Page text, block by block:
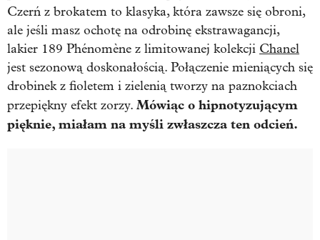
Czerń z brokatem to klasyka, która zawsze się obroni,
ale jeśli masz ochotę na odrobinę ekstrawagancji,
lakier 189 Phénomène z limitowanej kolekcji Chanel
jest sezonową doskonałością. Połączenie mieniących się
drobinek z fioletem i zielenią tworzy na paznokciach
przepiękny efekt zorzy. Mówiąc o hipnotyzującym
pięknie, miałam na myśli zwłaszcza ten odcień.